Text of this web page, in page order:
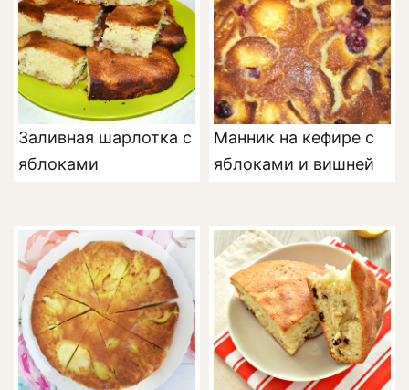
Заливная шарлотка с
яблоками
Манник на кефире с
яблоками и вишней